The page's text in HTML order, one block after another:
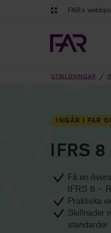
Gå till navigation FAR:s
UTBILDNINGAR
INGÅR I FAR
IFRS
Få en
IFRS 8 –
Praktiska
Skillnader
standarder